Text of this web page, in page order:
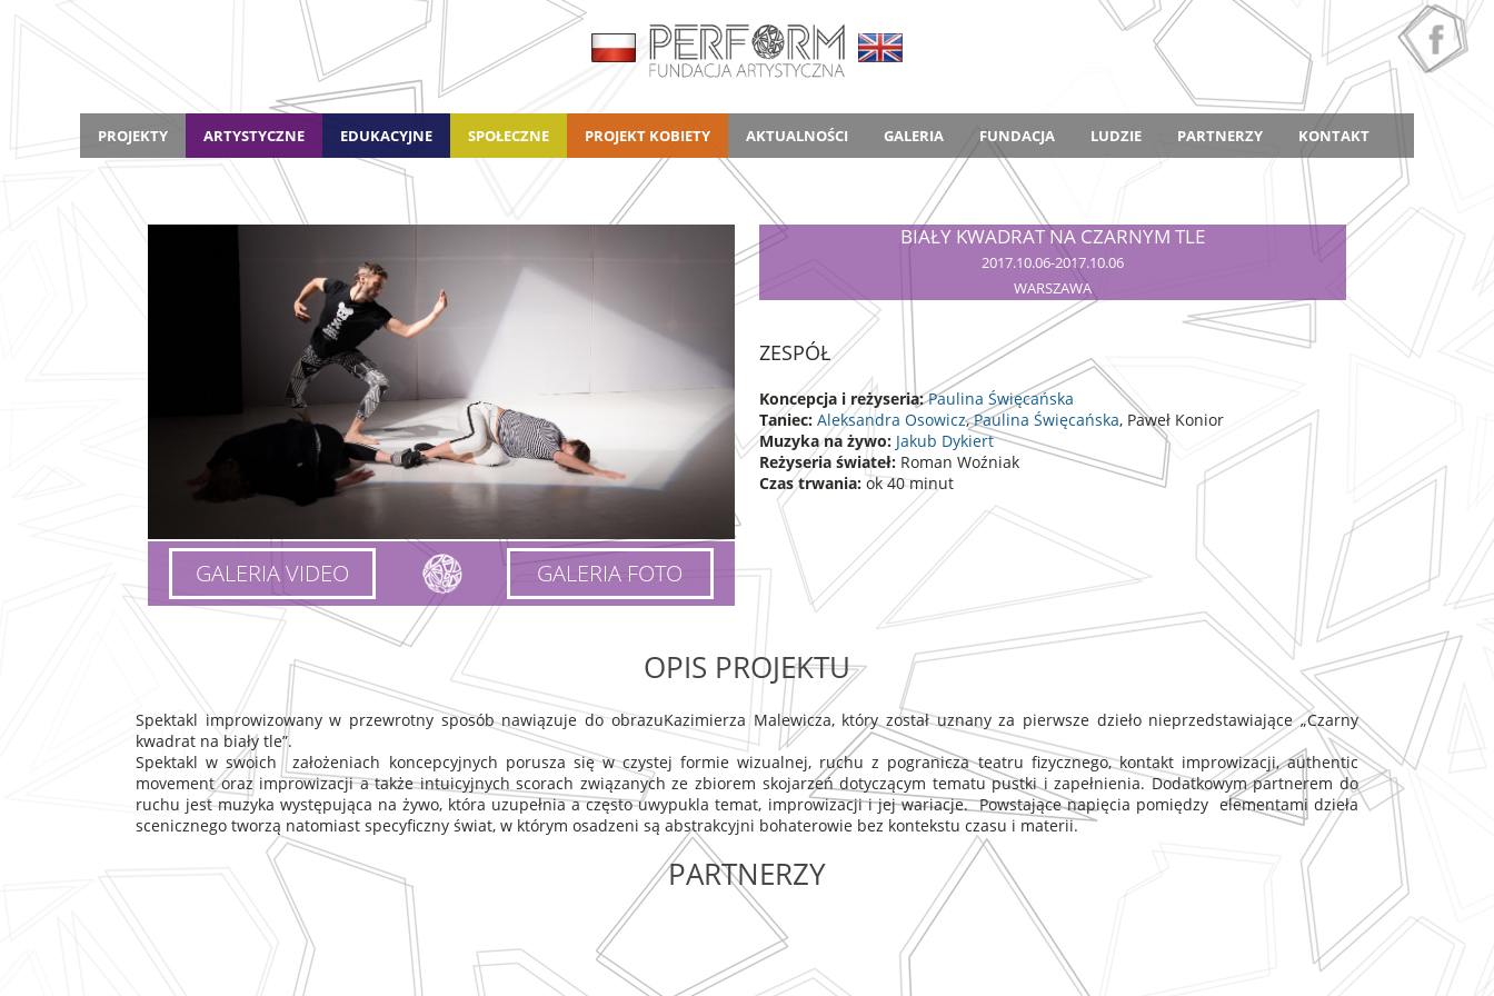
PROJEKTY ARTYSTYCZNE EDUKACYJNE SPOŁECZNE PROJEKT KOBIETY AKTUALNOŚCI GALERIA FUNDACJA LUDZIE PARTNERZY KONTAKT
GALERIA VIDEO GALERIA FOTO
BIAŁY KWADRAT NA CZARNYM TLE
2017.10.06-2017.10.06
WARSZAWA
ZESPÓŁ
Koncepcja i reżyseria: Paulina Święcańska
Taniec: Aleksandra Osowicz,Paulina Święcańska, Paweł Konior
Muzyka na żywo: Jakub Dykiert
Reżyseria świateł: Roman Woźniak
Czas trwania: ok 40 minut
OPIS PROJEKTU
Spektakl improwizowany w przewrotny sposób nawiązuje do obrazuKazimierza Malewicza, który został uznany za pierwsze dzieło nieprzedstawiające „Czarny
kwadrat na biały tle”.
Spektakl w swoich założeniach koncepcyjnych porusza się w czystej formie wizualnej, ruchu z pogranicza teatru fizycznego, kontakt improwizacji, authentic
movement oraz improwizacji a także intuicyjnych scorach związanych ze zbiorem skojarzeń dotyczącym tematu pustki i zapełnienia. Dodatkowym partnerem do
ruchu jest muzyka występująca na żywo, która uzupełnia a często uwypukla temat, improwizacji i jej wariacje. Powstające napięcia pomiędzy elementami dzieła
scenicznego tworzą natomiast specyficzny świat, w którym osadzeni są abstrakcyjni bohaterowie bez kontekstu czasu i materii.
PARTNERZY